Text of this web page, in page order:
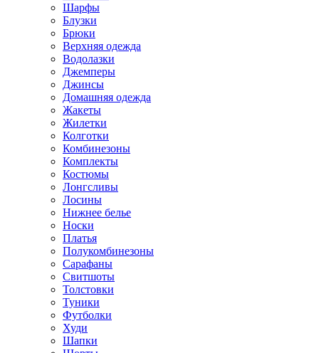
Шарфы
Блузки
Брюки
Верхняя одежда
Водолазки
Джемперы
Джинсы
Домашняя одежда
Жакеты
Жилетки
Колготки
Комбинезоны
Комплекты
Костюмы
Лонгсливы
Лосины
Нижнее белье
Носки
Платья
Полукомбинезоны
Сарафаны
Свитшоты
Толстовки
Туники
Футболки
Худи
Шапки